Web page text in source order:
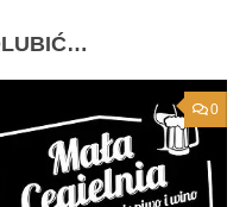
0